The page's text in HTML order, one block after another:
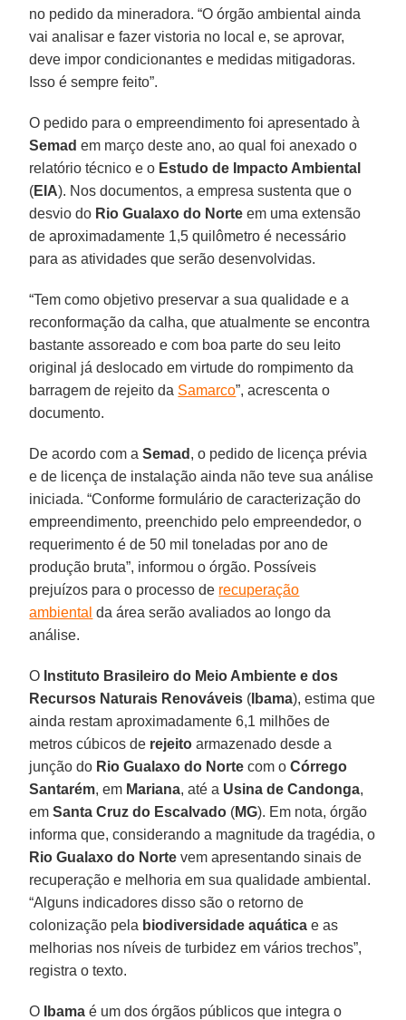
no pedido da mineradora. “O órgão ambiental ainda
vai analisar e fazer vistoria no local e, se aprovar,
deve impor condicionantes e medidas mitigadoras.
Isso é sempre feito”.
O pedido para o empreendimento foi apresentado à
Semad em março deste ano, ao qual foi anexado o
relatório técnico e o Estudo de Impacto Ambiental
(EIA). Nos documentos, a empresa sustenta que o
desvio do Rio Gualaxo do Norte em uma extensão
de aproximadamente 1,5 quilômetro é necessário
para as atividades que serão desenvolvidas.
“Tem como objetivo preservar a sua qualidade e a
reconformação da calha, que atualmente se encontra
bastante assoreado e com boa parte do seu leito
original já deslocado em virtude do rompimento da
barragem de rejeito da Samarco”, acrescenta o
documento.
De acordo com aSemad , o pedido de licença prévia
e de licença de instalação ainda não teve sua análise
iniciada. “Conforme formulário de caracterização do
empreendimento, preenchido pelo empreendedor, o
requerimento é de 50 mil toneladas por ano de
produção bruta”, informou o órgão. Possíveis
prejuízos para o processo de recuperação
ambiental da área serão avaliados ao longo da
análise.
O Instituto Brasileiro do Meio Ambiente e dos
Recursos Naturais Renováveis ( Ibama), estima que
ainda restam aproximadamente 6,1 milhões de
metros cúbicos de rejeito armazenado desde a
junção do Rio Gualaxo do Norte com oCórrego
Santarém, em Mariana, até a Usina de Candonga,
emSanta Cruz do Escalvado (MG). Em nota, órgão
informa que, considerando a magnitude da tragédia, o
Rio Gualaxo do Norte vem apresentando sinais de
recuperação e melhoria em sua qualidade ambiental.
“Alguns indicadores disso são o retorno de
colonização pela biodiversidade aquática e as
melhorias nos níveis de turbidez em vários trechos”,
registra o texto.
O Ibama é um dos órgãos públicos que integra o